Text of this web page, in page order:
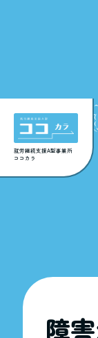
就労継続支援A型事業所
ココカラ
障